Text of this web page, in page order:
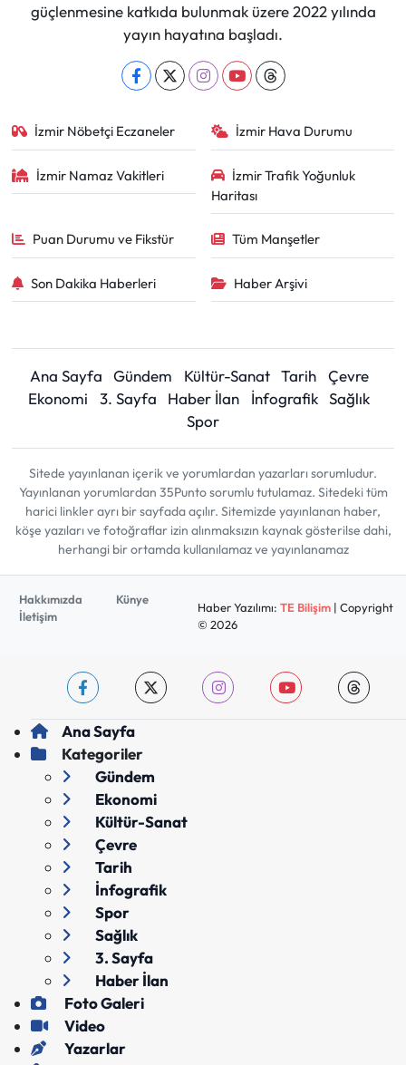
güçlenmesine katkıda bulunmak üzere 2022 yılında
yayın hayatına başladı.
İzmir Nöbetçi Eczaneler İzmir Hava Durumu
İzmir Namaz Vakitleri
İzmir Trafik Yoğunluk
Haritası
Puan Durumu ve Fikstür Tüm Manşetler
Son Dakika Haberleri Haber Arşivi
Ana Sayfa Gündem Kültür-Sanat Tarih
Çevre
Ekonomi
3. Sayfa Haber İlan İnfografik Sağlık
Spor
Sitede yayınlanan içerik ve yorumlardan yazarları sorumludur.
Yayınlanan yorumlardan 35Punto sorumlu tutulamaz. Sitedeki tüm
harici linkler ayrı bir sayfada açılır. Sitemizde yayınlanan haber,
köşe yazıları ve fotoğraflar izin alınmaksızın kaynak gösterilse dahi,
herhangi bir ortamda kullanılamaz ve yayınlanamaz
Hakkımızda
Künye
İletişim
Haber Yazılımı: TE Bilişim| Copyright
© 2026
Ana Sayfa
Kategoriler
Gündem
Ekonomi
Kültür-Sanat
Çevre
Tarih
İnfografik
Spor
Sağlık
3. Sayfa
Haber İlan
Foto Galeri
Video
Yazarlar